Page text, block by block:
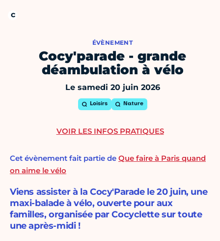
ÉVÈNEMENT
Cocy'parade - grande
déambulation à vélo
Le samedi 20 juin 2026
Loisirs Nature
Cet évènement fait partie de Que faire à Paris quand
on aime le vélo
Viens assister à la Cocy'Parade le 20 juin, une
maxi-balade à vélo, ouverte pour aux
familles, organisée par Cocyclette sur toute
une après-midi !
VOIR LES INFOS PRATIQUES